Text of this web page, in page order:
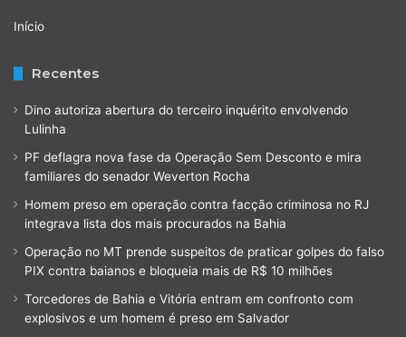
Início
Recentes
Dino autoriza abertura do terceiro inquérito envolvendo
Lulinha
PF deflagra nova fase da Operação Sem Desconto e mira
familiares do senador Weverton Rocha
Homem preso em operação contra facção criminosa no RJ
integrava lista dos mais procurados na Bahia
Operação no MT prende suspeitos de praticar golpes do falso
PIX contra baianos e bloqueia mais de R$ 10 milhões
Torcedores de Bahia e Vitória entram em confronto com
explosivos e um homem é preso em Salvador